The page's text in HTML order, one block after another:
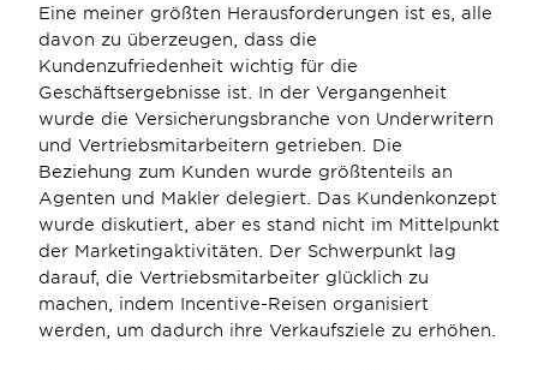
Eine meiner größten Herausforderungen ist es, alle
davon zu überzeugen, dass die
Kundenzufriedenheit wichtig für die
Geschäftsergebnisse ist. In der Vergangenheit
wurde die Versicherungsbranche von Underwritern
und Vertriebsmitarbeitern getrieben. Die
Beziehung zum Kunden wurde größtenteils an
Agenten und Makler delegiert. Das Kundenkonzept
wurde diskutiert, aber es stand nicht im Mittelpunkt
der Marketingaktivitäten. Der Schwerpunkt lag
darauf, die Vertriebsmitarbeiter glücklich zu
machen, indem Incentive-Reisen organisiert
werden, um dadurch ihre Verkaufsziele zu erhöhen.